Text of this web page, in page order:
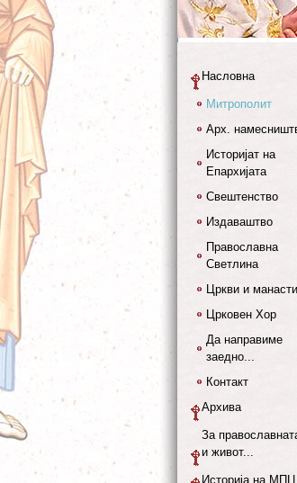
Насловна
Митрополит
Арх.
Историјат на
Епархијата
Свештенство
Издаваштво
Православна
Светлина
Цркви и
Црковен Хор
Да направиме
заедно...
Контакт
Архива
За
и живот...
Историја на МПЦ